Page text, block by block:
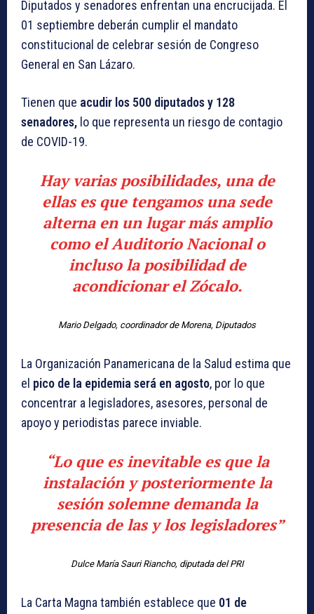
Diputados y senadores enfrentan una encrucijada. El
01 septiembre deberán cumplir el mandato
constitucional de celebrar sesión de Congreso
General en San Lázaro.
Tienen que acudir los 500 diputados y 128
senadores, lo que representa un riesgo de contagio
de COVID-19.
Hay varias posibilidades, una de
ellas es que tengamos una sede
alterna en un lugar más amplio
como el Auditorio Nacional o
incluso la posibilidad de
acondicionar el Zócalo.
Mario Delgado, coordinador de Morena, Diputados
La Organización Panamericana de la Salud estima que
el pico de la epidemia será en agosto, por lo que
concentrar a legisladores, asesores, personal de
apoyo y periodistas parece inviable.
“Lo que es inevitable es que la
instalación y posteriormente la
sesión solemne demanda la
presencia de las y los legisladores”
Dulce María Sauri Riancho, diputada del PRI
La Carta Magna también establece que 01 de